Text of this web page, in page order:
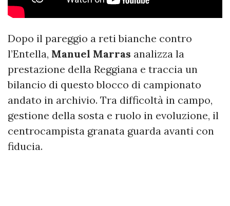
Dopo il pareggio a reti bianche contro
l’Entella, Manuel Marras analizza la
prestazione della Reggiana e traccia un
bilancio di questo blocco di campionato
andato in archivio. Tra difficoltà in campo,
gestione della sosta e ruolo in evoluzione, il
centrocampista granata guarda avanti con
fiducia.